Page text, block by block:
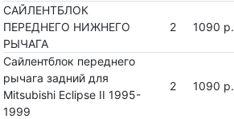
САЙЛЕНТБЛОК
ПЕРЕДНЕГО НИЖНЕГО
РЫЧАГА
2 1090 р.
Сайлентблок переднего
рычага задний для
Mitsubishi Eclipse II 1995-
1999
2 1090 р.